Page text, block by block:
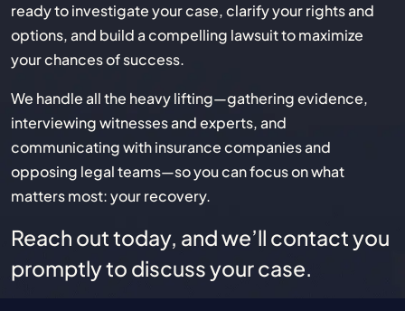
ready to investigate your case, clarify your rights and
options, and build a compelling lawsuit to maximize
your chances of success.
We handle all the heavy lifting—gathering evidence,
interviewing witnesses and experts, and
communicating with insurance companies and
opposing legal teams—so you can focus on what
matters most: your recovery.
Reach out today, and we’ll contact you
promptly to discuss your case.